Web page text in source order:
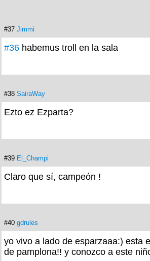
#37 Jimmi
#36 habemus troll en la sala
#38 SairaWay
Ezto ez Ezparta?
#39 El_Champi
Claro que sí, campeón !
#40 gdrules
yo vivo a lado de esparzaaa:) esta
de pamplona!! y conozco a este